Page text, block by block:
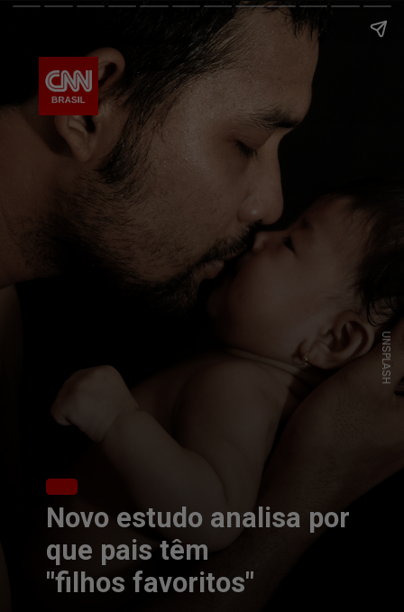
Novo estudo analisa por
que pais têm
"filhos favoritos"
UNSPLASH